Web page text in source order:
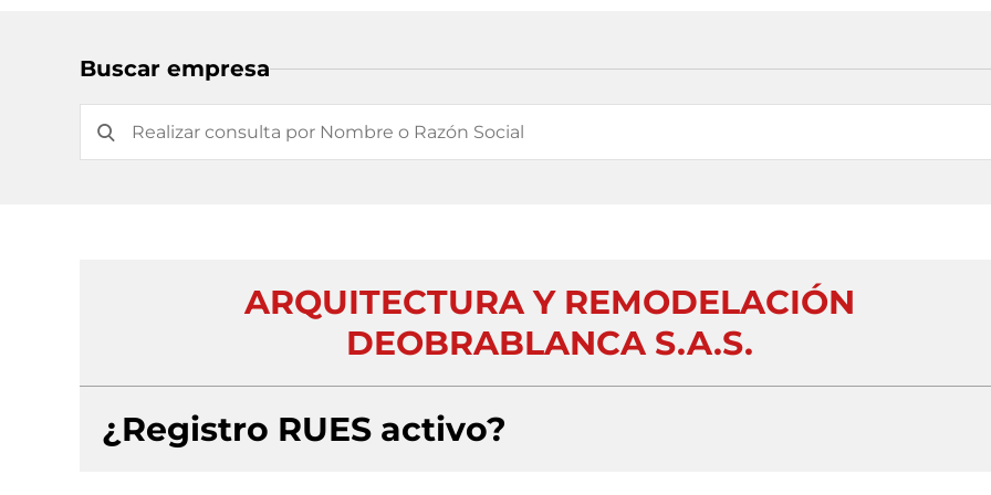
Buscar empresa
ARQUITECTURA Y REMODELACIÓN
DEOBRABLANCA S.A.S.
¿Registro RUES activo?